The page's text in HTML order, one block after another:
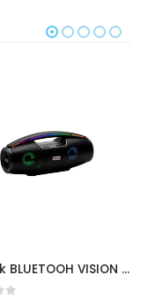
Zvučnik BLUETOOH VISION B100